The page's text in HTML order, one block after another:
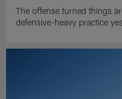
The offense turned things
defensive-heavy practice